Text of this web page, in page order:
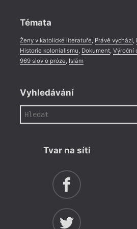
Témata
Ženy v katolické literatuře, Právě vychází,
Historie kolonialismu, Dokument, Výroční
969 slov o próze, Islám
Vyhledávání
Tvar na síti